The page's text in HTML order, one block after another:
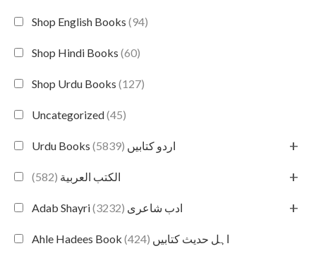
Shop English Books (94)
Shop Hindi Books (60)
Shop Urdu Books (127)
Uncategorized(45)
Urdu Books اردو کتابیں (5839) +
الكتب العربية (582) +
Adab Shayri ادب شاعری (3232) +
Ahle Hadees Book اہل حدیث کتابیں (424)